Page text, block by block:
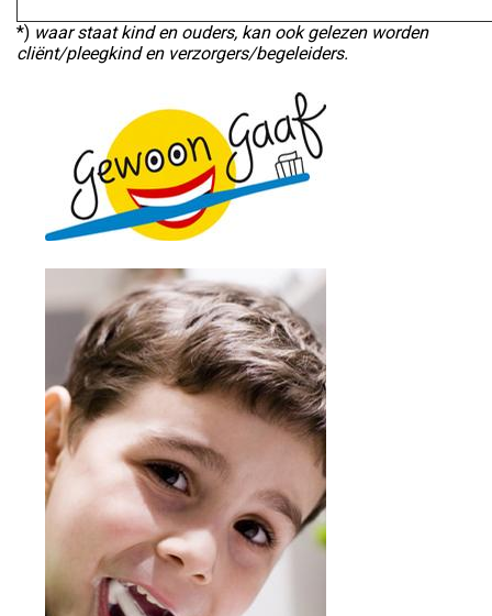
*) waar staat kind en ouders, kan ookgelezen worden
cliënt/pleegkind en verzorgers/begeleiders.